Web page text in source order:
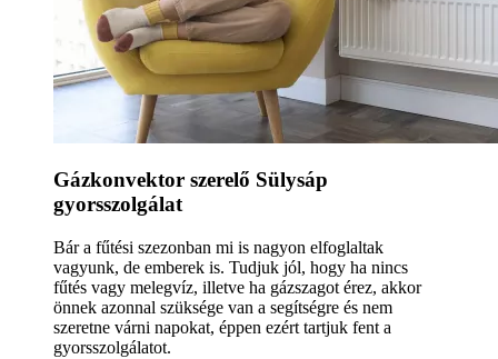
Gázkonvektor szerelő Sülysáp
gyorsszolgálat
Bár a fűtési szezonban mi is nagyon elfoglaltak
vagyunk, de emberek is. Tudjuk jól, hogy ha nincs
fűtés vagy melegvíz, illetve ha gázszagot érez, akkor
önnek azonnal szüksége van a segítségre és nem
szeretne várni napokat, éppen ezért tartjuk fent a
gyorsszolgálatot.